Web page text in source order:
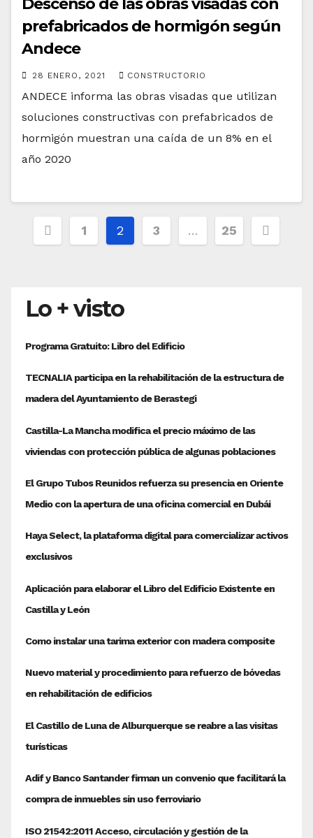
Descenso de las obras visadas con
prefabricados de hormigón según
Andece
28 ENERO, 2021 CONSTRUCTORIO
ANDECE informa las obras visadas que utilizan
soluciones constructivas con prefabricados de
hormigón muestran una caída de un 8% en el
año 2020
Paginación
1 2 3 … 25
Lo + visto